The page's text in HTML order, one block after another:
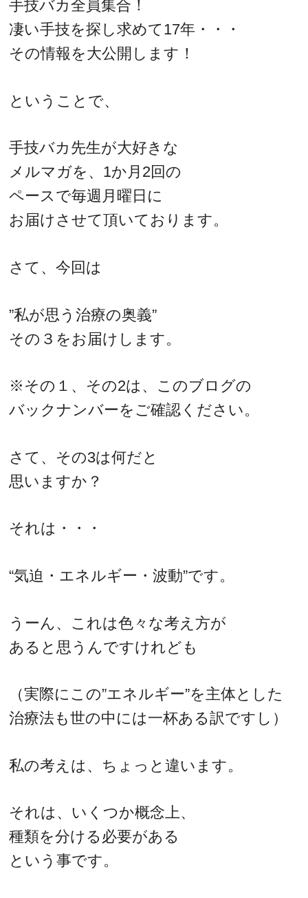
手技バカ全員集合！
凄い手技を探し求めて17年・・・
その情報を大公開します！
ということで、
手技バカ先生が大好きな
メルマガを、1か月2回の
ペースで毎週月曜日に
お届けさせて頂いております。
さて、今回は
”私が思う治療の奥義”
その３をお届けします。
※その１、その2は、このブログの
バックナンバーをご確認ください。
さて、その3は何だと
思いますか？
それは・・・
“気迫・エネルギー・波動”です。
うーん、これは色々な考え方が
あると思うんですけれども
（実際にこの”エネルギー”を主体とした
治療法も世の中には一杯ある訳ですし）
私の考えは、ちょっと違います。
それは、いくつか概念上、
種類を分ける必要がある
という事です。